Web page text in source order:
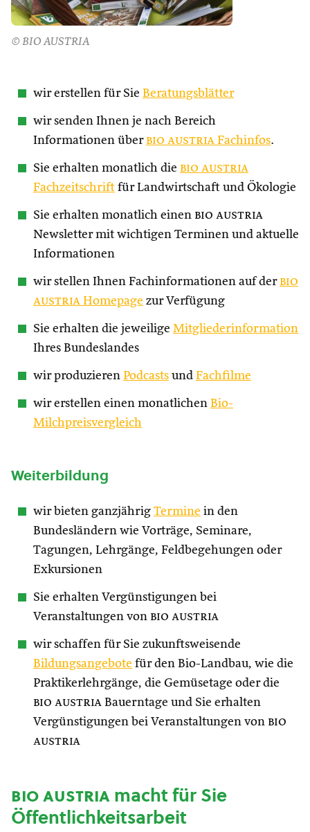
© BIO AUSTRIA
wir erstellen für Sie Beratungsblätter
wir senden Ihnen je nach Bereich
Informationen über bio austria Fachinfos.
Sie erhalten monatlich die bio austria
Fachzeitschrift für Landwirtschaft und Ökologie
Sie erhalten monatlich einen bio austria
Newsletter mit wichtigen Terminen und aktuelle
Informationen
wir stellen Ihnen Fachinformationen auf der bio
austria Homepage zur Verfügung
Sie erhalten die jeweilige Mitgliederinformation
Ihres Bundeslandes
wir produzieren Podcasts und Fachfilme
wir erstellen einen monatlichen Bio-
Milchpreisvergleich
Weiterbildung
wir bieten ganzjährig Termine in den
Bundesländern wie Vorträge, Seminare,
Tagungen, Lehrgänge, Feldbegehungen oder
Exkursionen
Sie erhalten Vergünstigungen bei
Veranstaltungen von bio austria
wir schaffen für Sie zukunftsweisende
Bildungsangebote für den Bio-Landbau, wie die
Praktikerlehrgänge, die Gemüsetage oder die
bio austria Bauerntage und Sie erhalten
Vergünstigungen bei Veranstaltungen von bio
austria
bio austriamacht für Sie
Öffentlichkeitsarbeit